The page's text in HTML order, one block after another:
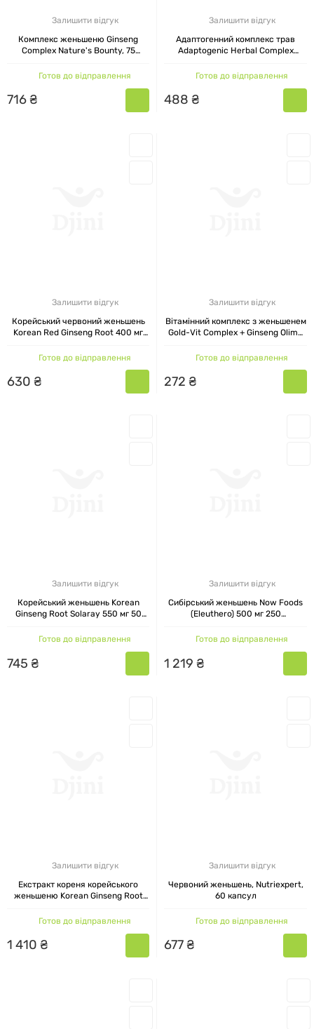
Залишити відгук
Комплекс женьшеню Ginseng
Complex Nature's Bounty, 75
Готов до відправлення
716₴
Залишити відгук
Адаптогенний комплекс трав
Adaptogenic Herbal Complex
Swanson, 60 капсул
Готов до відправлення
488 ₴
Залишити відгук
Корейський червоний женьшень
Korean Red Ginseng Root 400 мг
Готов до відправлення
630 ₴
Залишити відгук
Вітамінний комплекс з женьшенем
Gold-Vit Complex + Ginseng Olimp
Готов до відправлення
272 ₴
Залишити відгук
Корейський женьшень Korean
Ginseng Root Solaray 550 мг 50
Готов до відправлення
745 ₴
Залишити відгук
Сибірський женьшень Now Foods
(Eleuthero) 500 мг 250
Готов до відправлення
1 219 ₴
Залишити відгук
Екстракт кореня корейського
женьшеню Korean Ginseng Root
капсул
Готов до відправлення
1 410 ₴
Залишити відгук
Червоний женьшень, Nutriexpert,
60 капсул
Готов до відправлення
677₴